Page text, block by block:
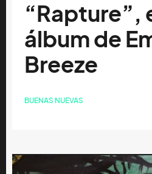
“Rapture”,
álbum de
Breeze
BUENAS NUEVAS